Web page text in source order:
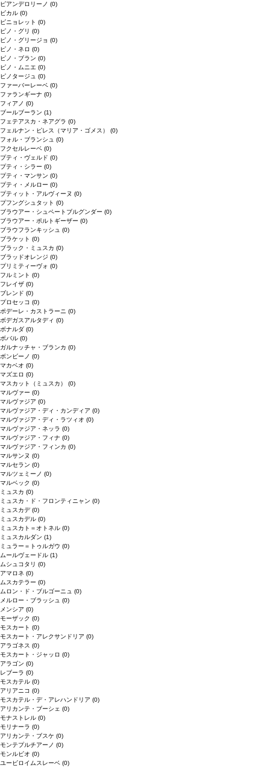
ピアンデロリーノ (0)
ビカル (0)
ピニョレット (0)
ピノ・グリ (0)
ピノ・グリージョ (0)
ピノ・ネロ (0)
ピノ・ブラン (0)
ピノ・ムニエ (0)
ピノタージュ (0)
ファーバーレーベ (0)
ファランギーナ (0)
フィアノ (0)
ブールブーラン (1)
フェテアスカ・ネアグラ (0)
フェルナン・ピレス（マリア・ゴメス） (0)
フォル・ブランシュ (0)
フクセルレーベ (0)
プティ・ヴェルド (0)
プティ・シラー (0)
プティ・マンサン (0)
プティ・メルロー (0)
プティット・アルヴィーヌ (0)
プフングシュタット (0)
ブラウアー・シュペートブルグンダー (0)
ブラウアー・ポルトギーザー (0)
ブラウフランキッシュ (0)
ブラケット (0)
ブラック・ミュスカ (0)
ブラッドオレンジ (0)
プリミティーヴォ (0)
フルミント (0)
フレイザ (0)
ブレンド (0)
プロセッコ (0)
ポデーレ・カストラーニ (0)
ボデガスアルタディ (0)
ボナルダ (0)
ボバル (0)
ガルナッチャ・ブランカ (0)
ボンビーノ (0)
マカベオ (0)
マズエロ (0)
マスカット（ミュスカ） (0)
マルヴァー (0)
マルヴァジア (0)
マルヴァジア・ディ・カンディア (0)
マルヴァジア・ディ・ラツィオ (0)
マルヴァジア・ネッラ (0)
マルヴァジア・フィナ (0)
マルヴァジア・フィンカ (0)
マルサンヌ (0)
マルセラン (0)
マルツェミーノ (0)
マルベック (0)
ミュスカ (0)
ミュスカ・ド・フロンティニャン (0)
ミュスカデ(0)
ミュスカデル (0)
ミュスカト＝オトネル (0)
ミュスカルダン (1)
ミュラー＝トゥルガウ (0)
ムールヴェードル (1)
ムシュコタリ (0)
アマロネ (0)
ムスカテラー (0)
ムロン・ド・ブルゴーニュ (0)
メルロー・ブラッシュ (0)
メンシア (0)
モーザック (0)
モスカート (0)
モスカート・アレクサンドリア (0)
アラゴネス (0)
モスカート・ジャッロ (0)
アラゴン (0)
レブーラ (0)
モスカテル (0)
アリアニコ (0)
モスカテル・デ・アレハンドリア (0)
アリカンテ・ブーシェ (0)
モナストレル (0)
モリナーラ (0)
アリカンテ・ブスケ (0)
モンテプルチアーノ (0)
モンルビオ (0)
ユービロイムスレーベ (0)